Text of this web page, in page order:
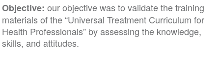
Objective: our objective was to validate the training
materials of the “Universal Treatment Curriculum for
Health Professionals” by assessing the knowledge,
skills, and attitudes.